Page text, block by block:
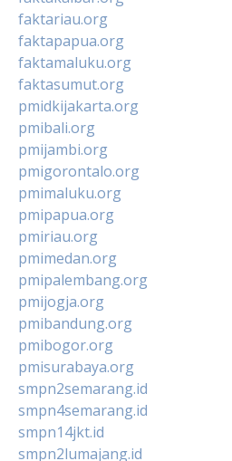
faktariau.org
faktapapua.org
faktamaluku.org
faktasumut.org
pmidkijakarta.org
pmibali.org
pmijambi.org
pmigorontalo.org
pmimaluku.org
pmipapua.org
pmiriau.org
pmimedan.org
pmipalembang.org
pmijogja.org
pmibandung.org
pmibogor.org
pmisurabaya.org
smpn2semarang.id
smpn4semarang.id
smpn14jkt.id
smpn2lumajang.id